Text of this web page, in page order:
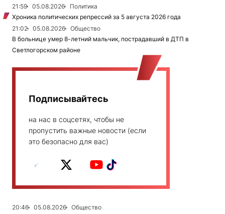
21:59 05.08.2026
Политика
Хроника политических репрессий за 5 августа 2026 года
21:02
05.08.2026
Общество
В больнице умер 8-летний мальчик, пострадавший в ДТП в
Светлогорском районе
Подписывайтесь
на нас в соцсетях, чтобы не
пропустить важные новости (если
это безопасно для вас)
20:46 05.08.2026
Общество